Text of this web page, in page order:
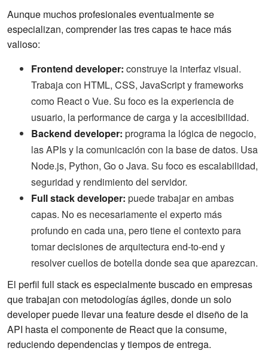
Aunque muchos profesionales eventualmente se
especializan, comprender las tres capas te hace más
valioso:
Frontend developer: construye la interfaz visual.
Trabaja con HTML, CSS, JavaScript y frameworks
como React o Vue. Su foco es la experiencia de
usuario, la performance de carga y la accesibilidad.
Backend developer: programa la lógica de negocio,
las APIs y la comunicación con la base de datos. Usa
Node.js, Python, Go o Java. Su foco es escalabilidad,
seguridad y rendimiento del servidor.
Full stack developer: puede trabajar en ambas
capas. No es necesariamente el experto más
profundo en cada una, pero tiene el contexto para
tomar decisiones de arquitectura end-to-end y
resolver cuellos de botella donde sea que aparezcan.
El perfil full stack es especialmente buscado en empresas
que trabajan con metodologías ágiles, donde un solo
developer puede llevar una feature desde el diseño de la
API hasta el componente de React que la consume,
reduciendo dependencias y tiempos de entrega.